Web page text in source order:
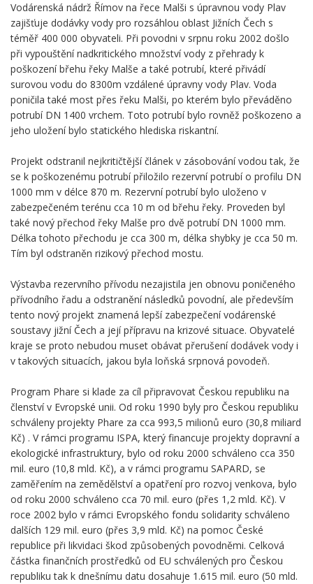
Vodárenská nádrž Římov na řece Malši s úpravnou vody Plav
zajišťuje dodávky vody pro rozsáhlou oblast Jižních Čech s
téměř 400 000 obyvateli. Při povodni v srpnu roku 2002 došlo
při vypouštění nadkritického množství vody z přehrady k
poškození břehu řeky Malše a také potrubí, které přivádí
surovou vodu do 8300m vzdálené úpravny vody Plav. Voda
poničila také most přes řeku Malši, po kterém bylo převáděno
potrubí DN 1400 vrchem. Toto potrubí bylo rovněž poškozeno a
jeho uložení bylo statického hlediska riskantní.
Projekt odstranil nejkritičtější článek v zásobování vodou tak, že
se k poškozenému potrubí přiložilo rezervní potrubí o profilu DN
1000 mm v délce 870 m. Rezervní potrubí bylo uloženo v
zabezpečeném terénu cca 10 m od břehu řeky. Proveden byl
také nový přechod řeky Malše pro dvě potrubí DN 1000 mm.
Délka tohoto přechodu je cca 300 m, délka shybky je cca 50 m.
Tím byl odstraněn rizikový přechod mostu.
Výstavba rezervního přívodu nezajistila jen obnovu poničeného
přívodního řadu a odstranění následků povodní, ale především
tento nový projekt znamená lepší zabezpečení vodárenské
soustavy jižní Čech a její přípravu na krizové situace. Obyvatelé
kraje se proto nebudou muset obávat přerušení dodávek vody i
v takových situacích, jakou byla loňská srpnová povodeň.
Program Phare si klade za cíl připravovat Českou republiku na
členství v Evropské unii. Od roku 1990 byly pro Českou republiku
schváleny projekty Phare za cca 993,5 milionů euro (30,8 miliard
Kč) . V rámci programu ISPA, který financuje projekty dopravní a
ekologické infrastruktury, bylo od roku 2000 schváleno cca 350
mil. euro (10,8 mld. Kč), a v rámci programu SAPARD, se
zaměřením na zemědělství a opatření pro rozvoj venkova, bylo
od roku 2000 schváleno cca 70 mil. euro (přes 1,2 mld. Kč). V
roce 2002 bylo v rámci Evropského fondu solidarity schváleno
dalších 129 mil. euro (přes 3,9 mld. Kč) na pomoc České
republice při likvidaci škod způsobených povodněmi. Celková
částka finančních prostředků od EU schválených pro Českou
republiku tak k dnešnímu datu dosahuje 1.615 mil. euro (50 mld.